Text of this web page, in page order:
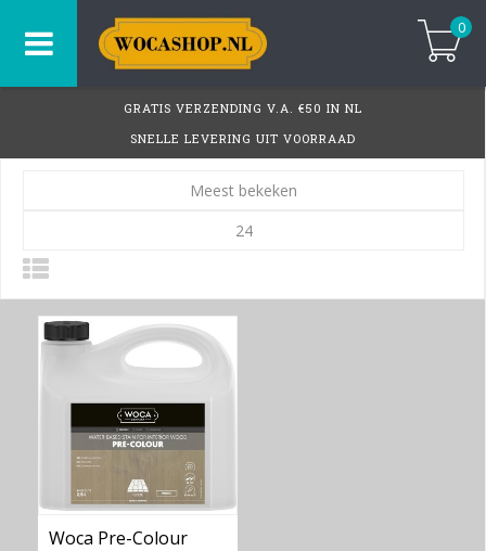
0
GRATIS VERZENDING V.A. €50 IN NL
SNELLE LEVERING UIT VOORRAAD
Meest bekeken
24
Woca Pre-Colour